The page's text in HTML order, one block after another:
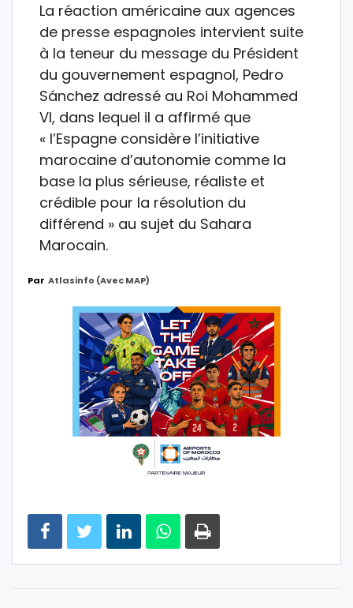
La réaction américaine aux agences
de presse espagnoles intervient suite
à la teneur du message du Président
du gouvernement espagnol, Pedro
Sánchez adressé au Roi Mohammed
VI, dans lequel il a affirmé que
« l’Espagne considère l’initiative
marocaine d’autonomie comme la
base la plus sérieuse, réaliste et
crédible pour la résolution du
différend » au sujet du Sahara
Marocain.
Par Atlasinfo (avec MAP)